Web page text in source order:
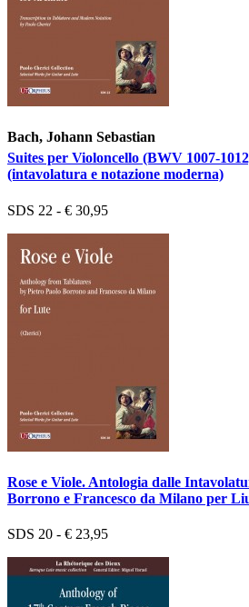
Bach, Johann Sebastian
Suites per Violoncello (BWV 1007-
(intavolatura e notazione moderna)
SDS 22 - € 30,95
Rose e Viole. Antologia dalle
Borrono e Francesco da Milano per
SDS 20 - € 23,95